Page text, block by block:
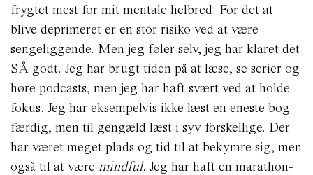
frygtet mest for mit mentale helbred. For det at
blive deprimeret er en stor risiko ved at være
sengeliggende. Men jeg føler selv, jeg har klaret det
SÅ godt. Jeg har brugt tiden på at læse, se serier og
høre podcasts, men jeg har haft svært ved at holde
fokus. Jeg har eksempelvis ikke læst en eneste bog
færdig, men til gengæld læst i syv forskellige. Der
har været meget plads og tid til at bekymre sig, men
også til at være mindful. Jeg har haft en marathon-